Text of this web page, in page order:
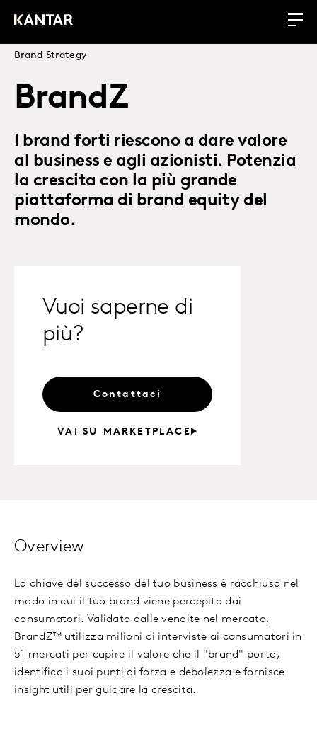
Brand Strategy
BrandZ
I brand forti riescono a dare valore
al business e agli azionisti. Potenzia
la crescita con la più grande
piattaforma di brand equity del
mondo.
Vuoi saperne di
più?
Contattaci
VAI SU MARKETPLACE
Overview
La chiave del successo del tuo business è racchiusa nel
modo in cui il tuo brand viene percepito dai
consumatori. Validato dalle vendite nel mercato,
BrandZ™ utilizza milioni di interviste ai consumatori in
51 mercati per capire il valore che il "brand" porta,
identifica i suoi punti di forza e debolezza e fornisce
insight utili per guidare la crescita.